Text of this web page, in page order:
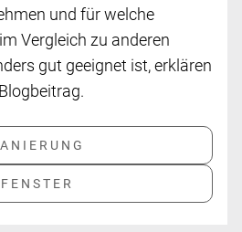
und für welche
Vergleich zu anderen
gut geeignet ist, erklären